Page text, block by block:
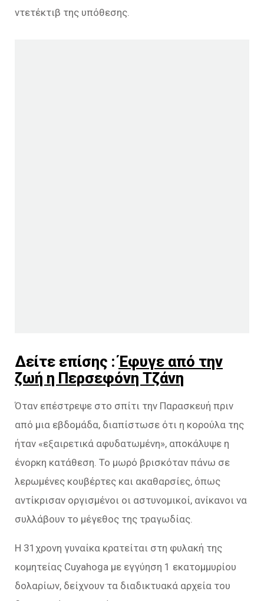
ντετέκτιβ της υπόθεσης.
Δείτε επίσης :Έφυγε από την
ζωή η Περσεφόνη Τζάνη
Όταν επέστρεψε στο σπίτι την Παρασκευή πριν
από μια εβδομάδα, διαπίστωσε ότι η κορούλα της
ήταν «εξαιρετικά αφυδατωμένη», αποκάλυψε η
ένορκη κατάθεση. Το μωρό βρισκόταν πάνω σε
λερωμένες κουβέρτες και ακαθαρσίες, όπως
αντίκρισαν οργισμένοι οι αστυνομικοί, ανίκανοι να
συλλάβουν το μέγεθος της τραγωδίας.
Η 31χρονη γυναίκα κρατείται στη φυλακή της
κομητείας Cuyahoga με εγγύηση 1 εκατομμυρίου
δολαρίων, δείχνουν τα διαδικτυακά αρχεία του